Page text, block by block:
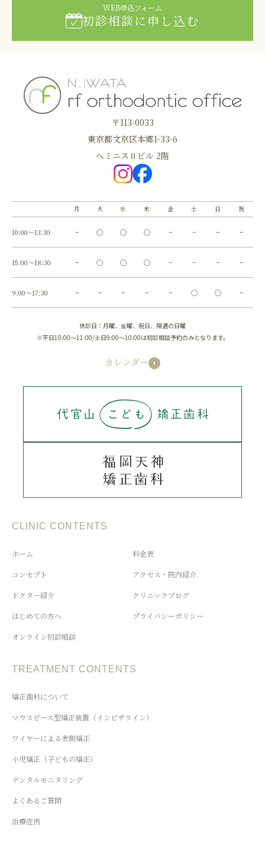
WEB申込フォーム
初診相談に申し込む
〒113-0033
東京都文京区本郷1-33-6
へミニスⅡビル 2階
月 火 水 木 金 土 日 祝
10:00～13:30 − ◯ ◯ ◯ − − − −
15:00～18:30 − ◯ ◯ ◯ − − − −
9:00～17:30 − − − − − ◯ ◯ −
休診日：月曜、金曜、祝日、隔週の日曜
※平日10:00～11:00/土日9:00～10:00は初診相談予約のみとなります。
カレンダー
CLINIC CONTENTS
ホーム
コンセプト
ドクター紹介
はじめての方へ
オンライン初診相談
料金表
アクセス・院内紹介
クリニックブログ
プライバシーポリシー
TREATMENT CONTENTS
矯正歯科について
マウスピース型矯正装置（インビザライン）
ワイヤーによる表側矯正
小児矯正（子どもの矯正）
デンタルモニタリング
よくあるご質問
治療症例